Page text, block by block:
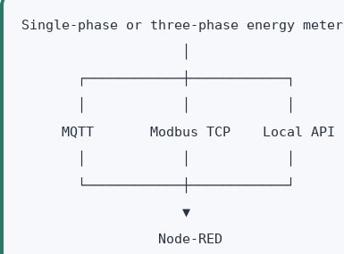
Single-phase or three-phase energy meter
       ┌────────────┼────────────┐
     MQTT       Modbus TCP    Local API
       └────────────┼────────────┘
                    ▼
                 Node-RED